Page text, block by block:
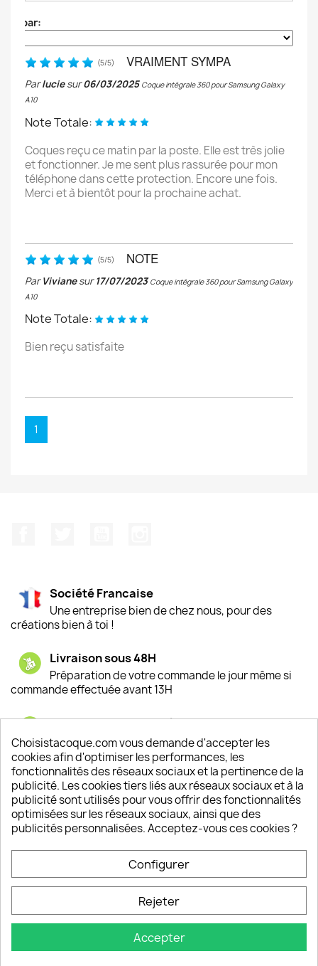
par:
(5/5) VRAIMENT SYMPA
Parluciesur06/03/2025 Coque intégrale 360 pour Samsung Galaxy
A10
Note Totale:
Coques reçu ce matin par la poste. Elle est très jolie
et fonctionner. Je me sent plus rassurée pour mon
téléphone dans cette protection. Encore une fois.
Merci et à bientôt pour la prochaine achat.
(5/5) NOTE
ParVivianesur17/07/2023 Coque intégrale 360 pour Samsung Galaxy
A10
Note Totale:
Bien reçu satisfaite
1
Société Francaise
Une entreprise bien de chez nous, pour des
créations bien à toi !
Livraison sous 48H
Préparation de votre commande le jour même si
commande effectuée avant 13H
Satisfaction de nos clients
Depuis 2009, entre 92% et 94% de nos clients
sont satisfaits de nos produits
Un SAV à votre écoute
Notre SAV est disponible 6/7J de 10h à 18H
Choisistacoque.com vous demande d'accepter les
cookies afin d'optimiser les performances, les
fonctionnalités des réseaux sociaux et la pertinence de la
publicité. Les cookies tiers liés aux réseaux sociaux et à la
publicité sont utilisés pour vous offrir des fonctionnalités
optimisées sur les réseaux sociaux, ainsi que des
publicités personnalisées. Acceptez-vous ces cookies ?
Configurer
Rejeter
Accepter